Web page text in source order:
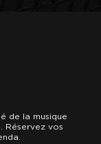
de la musique
Réservez vos